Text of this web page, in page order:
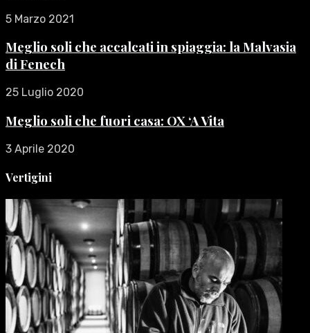
5 Marzo 2021
Meglio soli che accalcati in spiaggia: la Malvasia
di Fenech
25 Luglio 2020
Meglio soli che fuori casa: OX ‘A Vita
3 Aprile 2020
Vertigini